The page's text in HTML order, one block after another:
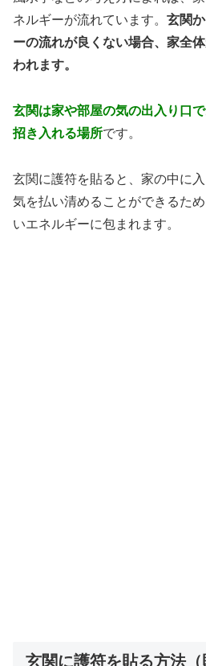
ネルギーが流れています。 玄関
ーの流れが良くない場合、家全
われます。
玄関は家や部屋の気の出入り口
招き入れる場所です。
玄関に護符を貼ると、家の中に
気を払い清めることができるた
いエネルギーに包まれます。
玄関に護符を貼る方法